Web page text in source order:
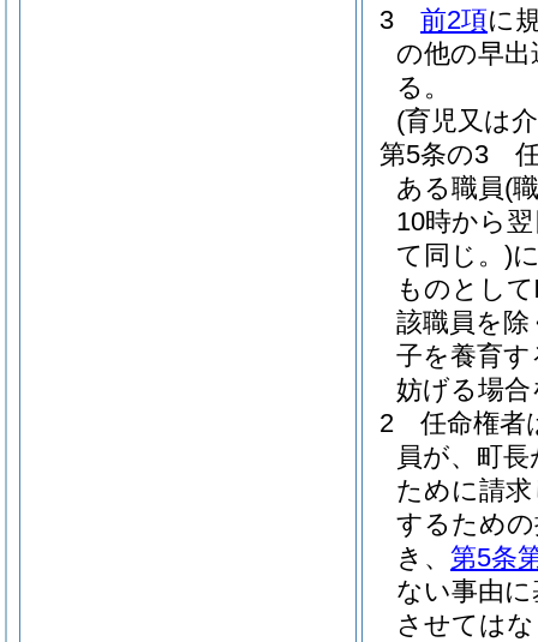
3
前2項に
の他の早
る。
(育児又は
第5条の3
ある職員(
10時から
て同じ。)
ものとし
該職員を除
子を養育
妨げる場
2
任命権者
員が、町
ために請
するため
き、 第5条
ない事由
させては